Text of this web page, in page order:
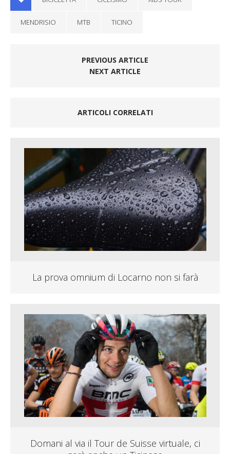
MENDRISIO MTB TICINO
PREVIOUS ARTICLE
NEXT ARTICLE
ARTICOLI CORRELATI
La prova omnium di Locarno non si farà
Domani al via il Tour de Suisse virtuale, ci